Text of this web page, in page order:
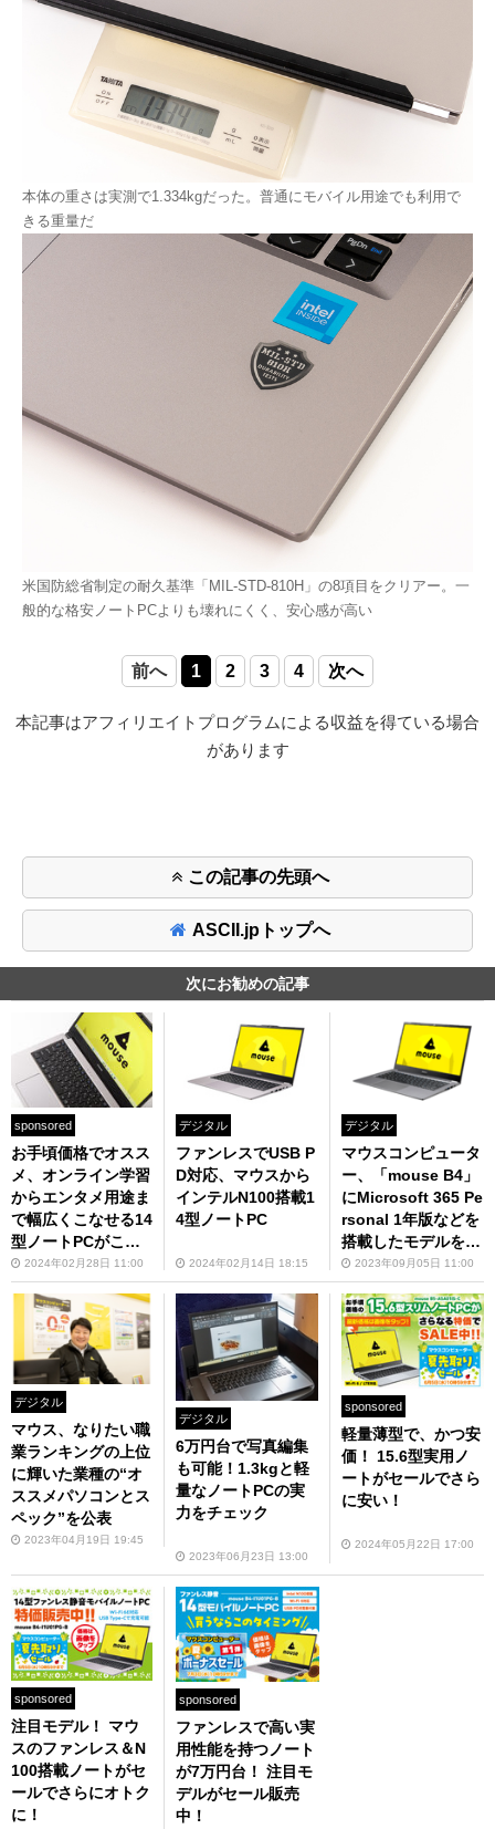
本体の重さは実測で1.334kgだった。普通にモバイル用途でも利用で
きる重量だ
米国防総省制定の耐久基準「MIL-STD-810H」の8項目をクリアー。一
般的な格安ノートPCよりも壊れにくく、安心感が高い
前へ 1 2 3 4 次へ
本記事はアフィリエイトプログラムによる収益を得ている場合
があります
この記事の先頭へ
ASCII.jpトップへ
次にお勧めの記事
sponsored
お手頃価格でオスス
メ、オンライン学習
からエンタメ用途ま
で幅広くこなせる14
型ノートPCがここ
にあった
2024年02月28日 11:00
デジタル
ファンレスでUSB P
D対応、マウスから
インテルN100搭載1
4型ノートPC
2024年02月14日 18:15
デジタル
マウスコンピュータ
ー、「mouse B4」
にMicrosoft 365 Pe
rsonal 1年版などを
搭載したモデルを発
売2023年09月05日 11:00
デジタル
マウス、なりたい職
業ランキングの上位
に輝いた業種の“オ
ススメパソコンとス
ペック”を公表
2023年04月19日 19:45
デジタル
6万円台で写真編集
も可能！1.3kgと軽
量なノートPCの実
力をチェック
2023年06月23日 13:00
sponsored
軽量薄型で、かつ安
価！ 15.6型実用ノ
ートがセールでさら
に安い！
2024年05月22日 17:00
sponsored
注目モデル！ マウ
スのファンレス＆N
100搭載ノートがセ
ールでさらにオトク
に！
sponsored
ファンレスで高い実
用性能を持つノート
が7万円台！ 注目モ
デルがセール販売
中！